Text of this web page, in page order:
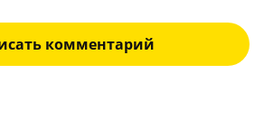
комментарий